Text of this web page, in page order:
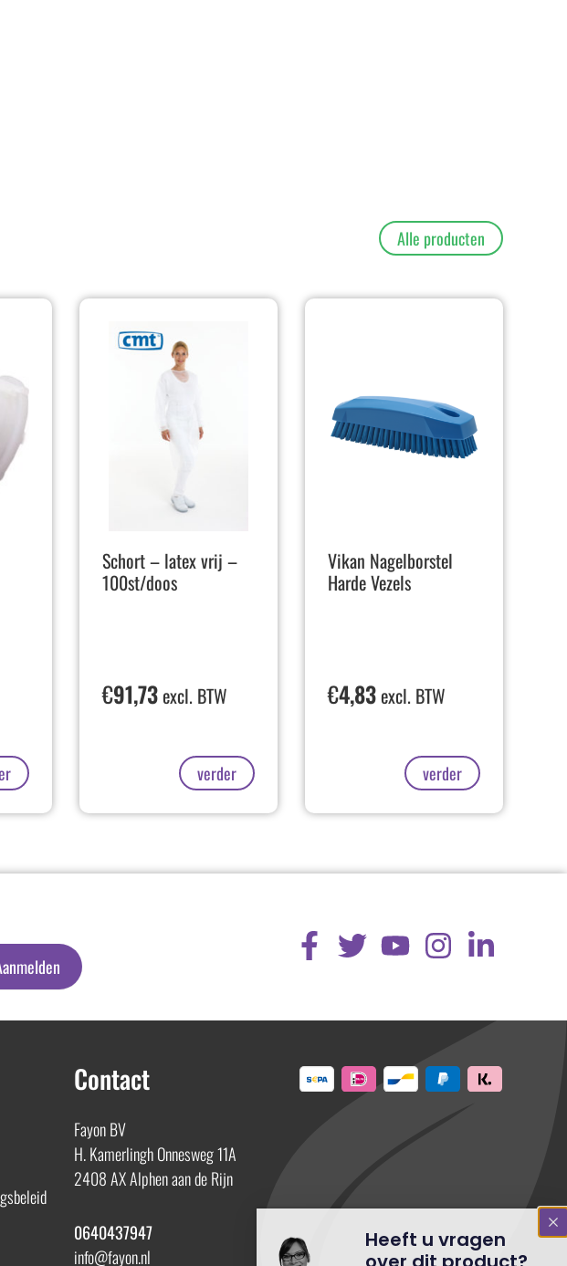
Alle producten
Schort – latex vrij –
100st/doos
€91,73excl. BTW
verder
Vikan Nagelborstel
Harde Vezels
€4,83excl. BTW
verder
Contact
Fayon BV
H. Kamerlingh Onnesweg 11A
2408 AX Alphen aan de Rijn
0640437947
info@fayon.nl